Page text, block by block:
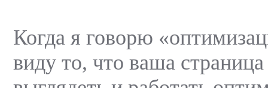
Когда я говорю
виду то, что ваша